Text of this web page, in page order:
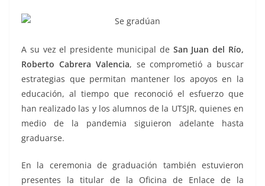
A su vez el presidente municipal de San Juan del Río,
Roberto Cabrera Valencia, se comprometió a buscar
estrategias que permitan mantener los apoyos en la
educación, al tiempo que reconoció el esfuerzo que
han realizado las y los alumnos de la UTSJR, quienes en
medio de la pandemia siguieron adelante hasta
graduarse.
En la ceremonia de graduación también estuvieron
presentes la titular de la Oficina de Enlace de la